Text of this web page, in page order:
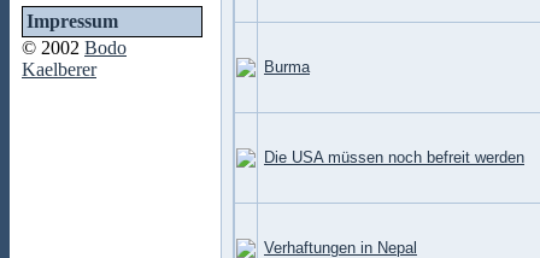
Impressum
© 2002 Bodo
Kaelberer
Burma
Die USA müssen noch befreit werden
Verhaftungen in Nepal